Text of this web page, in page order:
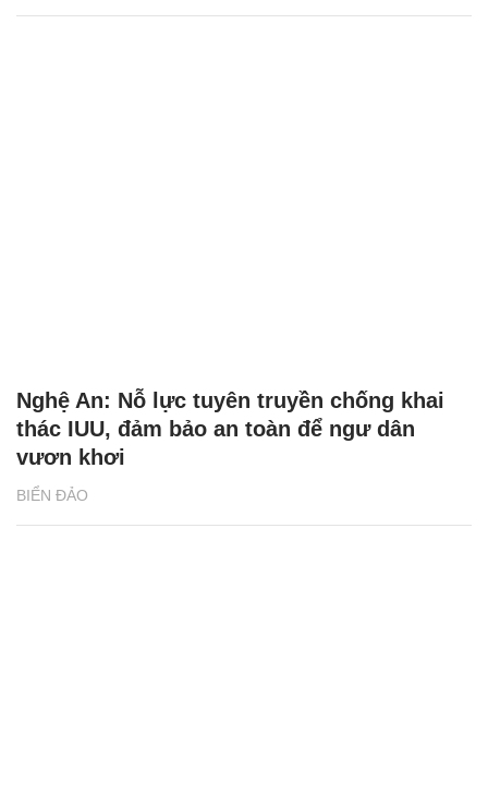
BIỂN ĐẢO
Nghệ An: Nỗ lực tuyên truyền chống khai
thác IUU, đảm bảo an toàn để ngư dân
vươn khơi